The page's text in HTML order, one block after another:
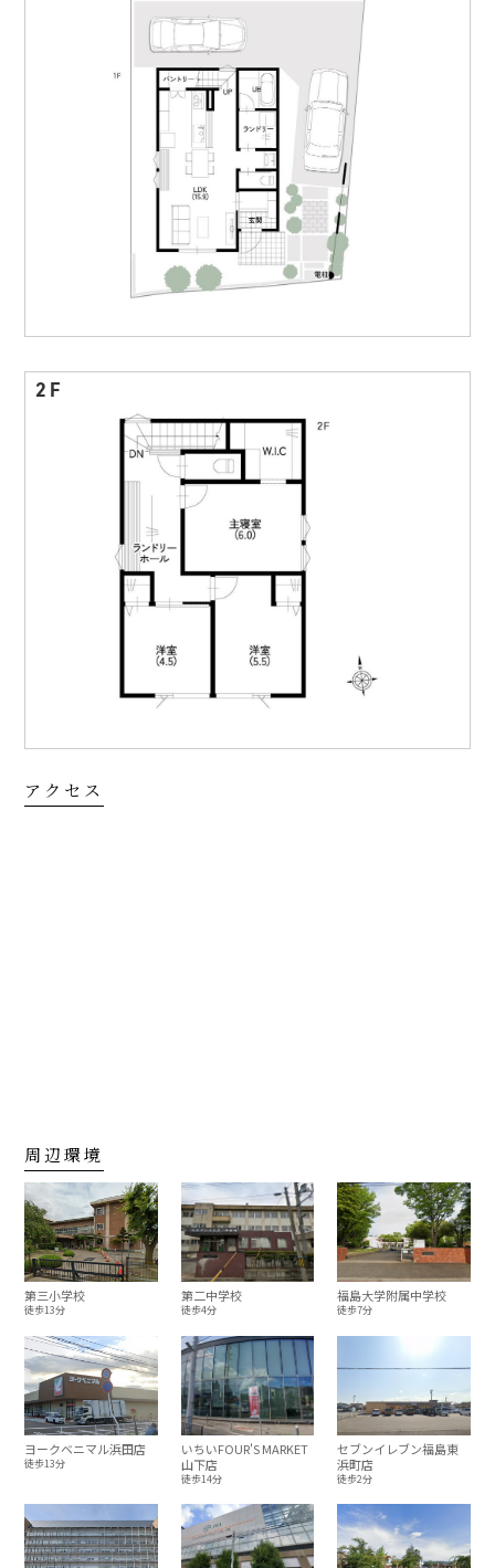
2F
アクセス
周辺環境
第三小学校
徒歩13分
第二中学校
徒歩4分
福島大学附属中学校
徒歩7分
ヨークベニマル浜田店
徒歩13分
いちいFOUR'S MARKET
山下店
徒歩14分
セブンイレブン福島東
浜町店
徒歩2分